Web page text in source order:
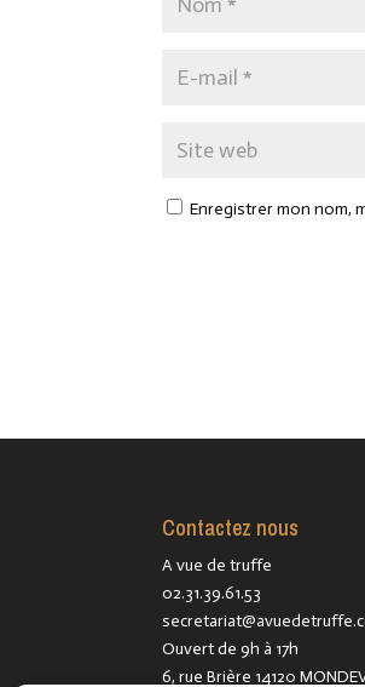
Enregistrer mon nom,
Contactez nous
A vue de truffe
02.31.39.61.53
Ouvert de 9h à 17h
6, rue Brière 14120